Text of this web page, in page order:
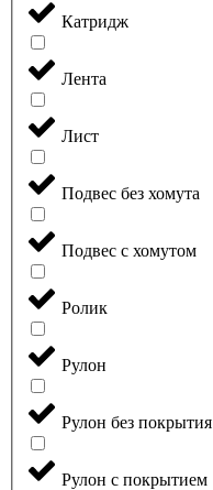
Катридж
Лента
Лист
Подвес без хомута
Подвес с хомутом
Ролик
Рулон
Рулон без покрытия
Рулон с покрытием